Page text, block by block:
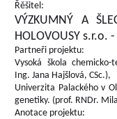
Řěšitel:
VÝZKUMNÝ A
HOLOVOUSY s.r.o. -
Partneři projektu:
Vysoká škola chemicko-
Ing. Jana Hajšlová, CSc.),
Univerzita Palackého v
genetiky. (prof. RNDr.
Anotace projektu: